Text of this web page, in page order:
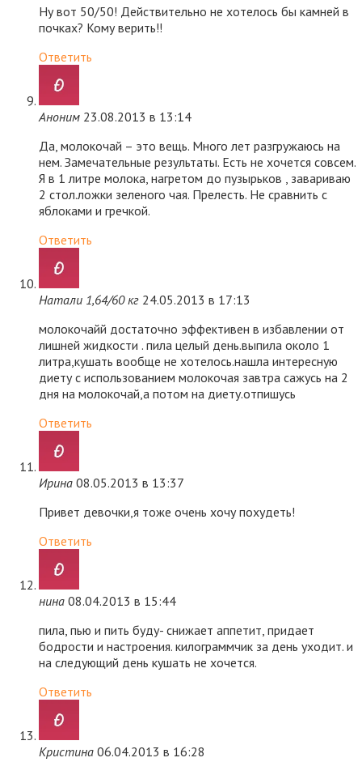
Ну вот 50/50! Действительно не хотелось бы камней в
почках? Кому верить!!
Ответить
Аноним 23.08.2013 в 13:14
Да, молокочай – это вещь. Много лет разгружаюсь на
нем. Замечательные результаты. Есть не хочется совсем.
Я в 1 литре молока, нагретом до пузырьков , завариваю
2 стол.ложки зеленого чая. Прелесть. Не сравнить с
яблоками и гречкой.
Ответить
Натали 1,64/60 кг 24.05.2013 в 17:13
молокочайй достаточно эффективен в избавлении от
лишней жидкости . пила целый день.выпила около 1
литра,кушать вообще не хотелось.нашла интересную
диету с использованием молокочая завтра сажусь на 2
дня на молокочай,а потом на диету.отпишусь
Ответить
Ирина 08.05.2013 в 13:37
Привет девочки,я тоже очень хочу похудеть!
Ответить
нина 08.04.2013 в 15:44
пила, пью и пить буду- снижает аппетит, придает
бодрости и настроения. килограммчик за день уходит. и
на следующий день кушать не хочется.
Ответить
Кристина 06.04.2013 в 16:28